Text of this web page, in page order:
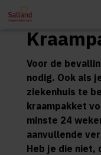
Voor de
nodig. Ook als
ziekenhuis te
kraampakket
minste 24
aanvullende
Heb je die niet,